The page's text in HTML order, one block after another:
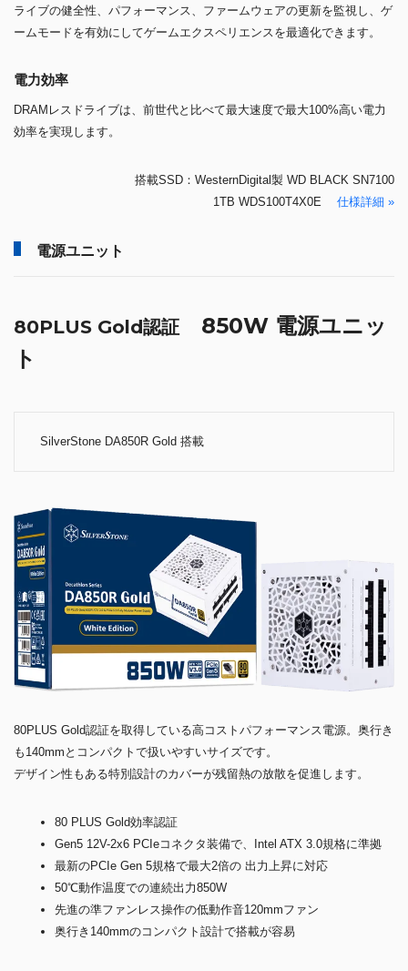
ライブの健全性、パフォーマンス、ファームウェアの更新を監視し、ゲ
ームモードを有効にしてゲームエクスペリエンスを最適化できます。
電力効率
DRAMレスドライブは、前世代と比べて最大速度で最大100%高い電力
効率を実現します。
搭載SSD：WesternDigital製 WD BLACK SN7100
1TB WDS100T4X0E 仕様詳細 »
電源ユニット
80PLUS Gold認証 850W 電源ユニッ
ト
SilverStone DA850R Gold 搭載
80PLUS Gold認証を取得している高コストパフォーマンス電源。奥行き
も140mmとコンパクトで扱いやすいサイズです。
デザイン性もある特別設計のカバーが残留熱の放散を促進します。
80 PLUS Gold効率認証
Gen5 12V-2x6 PCIeコネクタ装備で、Intel ATX 3.0規格に準拠
最新のPCIe Gen 5規格で最大2倍の 出力上昇に対応
50℃動作温度での連続出力850W
先進の準ファンレス操作の低動作音120mmファン
奥行き140mmのコンパクト設計で搭載が容易